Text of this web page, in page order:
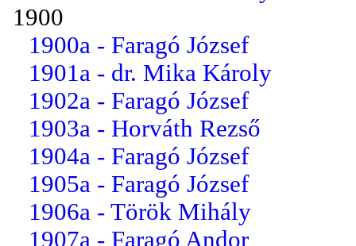
1900
1900a - Faragó József
1901a - dr. Mika Károly
1902a - Faragó József
1903a - Horváth Rezső
1904a - Faragó József
1905a - Faragó József
1906a - Török Mihály
1907a - Faragó Andor